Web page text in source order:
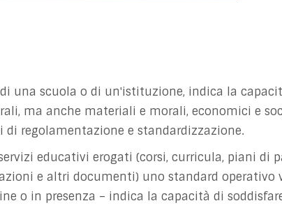
una scuola o di un'istituzione, indica la
ma anche materiali e morali, economici e
regolamentazione e standardizzazione.
educativi erogati (corsi, curricula, piani di
e altri documenti) uno standard operativo
o in presenza – indica la capacità di